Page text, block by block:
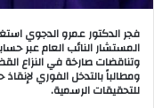
فجر الدكتور عمرو الدجوي
المستشار النائب العام عبر
وتناقضات صارخة في النزاع
ومطالباً بالتدخل الفوري
للتحقيقات الرسمية.